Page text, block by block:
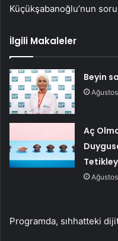
Küçükşabanoğlu’nun
İlgili Makaleler
Beyin
Aç
Programda, sıhhatteki